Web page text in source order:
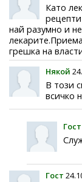
Като
най разумно и
грешка на
Някой
В този
всичко
Гост
Гост